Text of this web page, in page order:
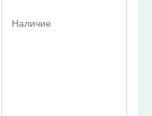
Наличие